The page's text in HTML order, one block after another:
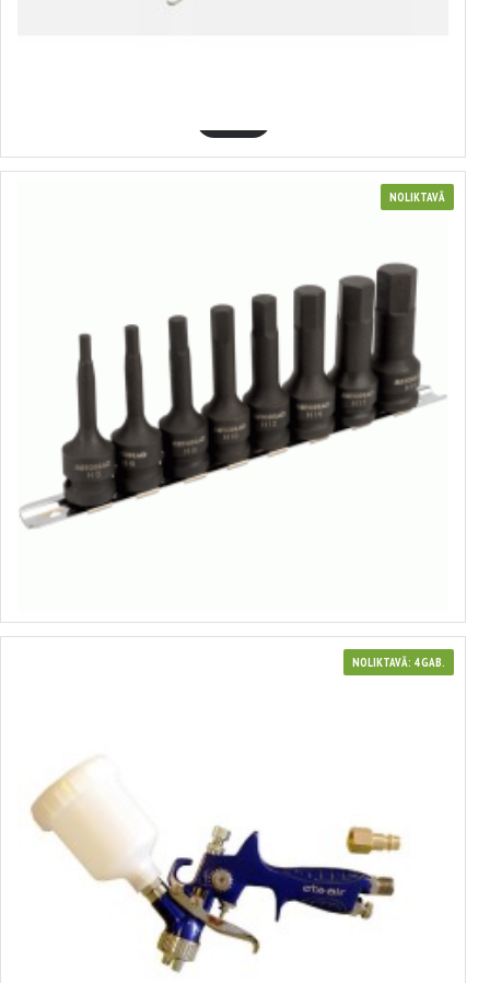
NOLIKTAVĀ
6-kanšu 1/2" triecienmuciņu komplekts
NOLIKTAVĀ: 4 GAB.
60-100L/MIN augšējās tvertnes smidzinātājs, mini HVLP, 120ML, 0,8MM,